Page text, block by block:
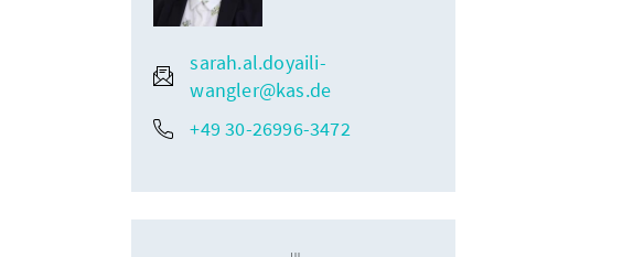
sarah.al.doyaili-
wangler@kas.de
+49 30-26996-3472